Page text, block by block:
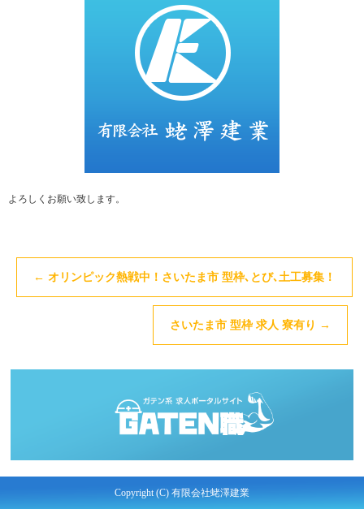
よろしくお願い致します。
← オリンピック熱戦中！さいたま市 型枠､とび､土工募集！
さいたま市 型枠 求人 寮有り →
Copyright (C) 有限会社蛯澤建業